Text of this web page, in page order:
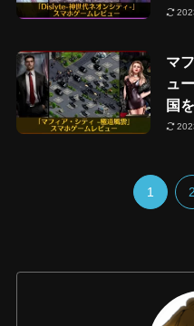
マ
ュ
国
1 2